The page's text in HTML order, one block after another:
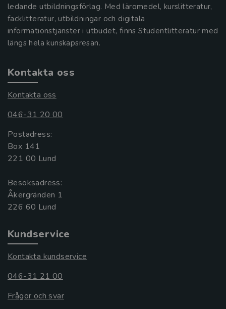
ledande utbildningsförlag. Med läromedel, kurslitteratur,
facklitteratur, utbildningar och digitala
informationstjänster i utbudet, finns Studentlitteratur med
längs hela kunskapsresan.
Kontakta oss
Kontakta oss
046-31 20 00
Postadress:
Box 141
221 00 Lund
Besöksadress:
Åkergränden 1
Kundservice
Kontakta kundservice
046-31 21 00
Frågor och svar